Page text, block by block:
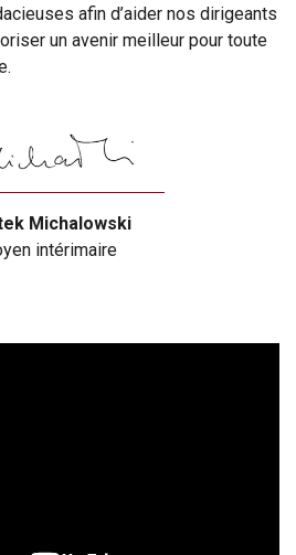
afin d’aider nos dirigeants
un avenir meilleur pour toute
Michalowski
intérimaire